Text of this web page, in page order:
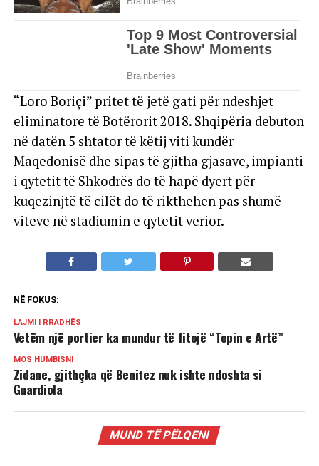
“Loro Boriçi” pritet të jetë gati për ndeshjet
eliminatore të Botërorit 2018. Shqipëria debuton
në datën 5 shtator të këtij viti kundër
Maqedonisë dhe sipas të gjitha gjasave, impianti
i qytetit të Shkodrës do të hapë dyert për
kuqezinjtë të cilët do të rikthehen pas shumë
viteve në stadiumin e qytetit verior.
NË FOKUS:
LAJMI I RRADHËS
Vetëm një portier ka mundur të fitojë “Topin e Artë”
MOS HUMBISNI
Zidane, gjithçka që Benitez nuk ishte ndoshta si
Guardiola
MUND TË PËLQENI